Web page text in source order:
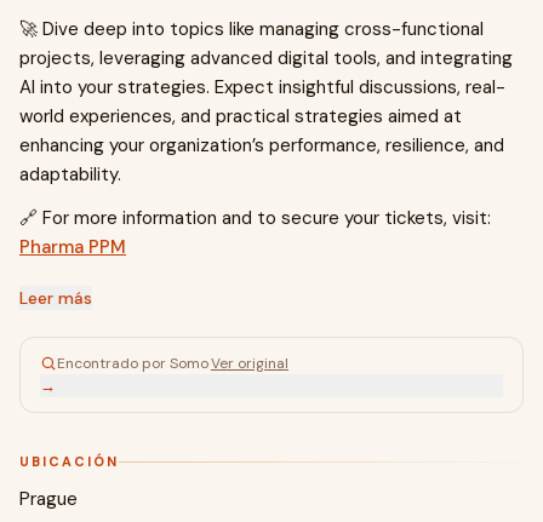
🚀 Dive deep into topics like managing cross-functional
projects, leveraging advanced digital tools, and integrating
AI into your strategies. Expect insightful discussions, real-
world experiences, and practical strategies aimed at
enhancing your organization’s performance, resilience, and
adaptability.
🔗 For more information and to secure your tickets, visit:
Pharma PPM
Leer más
Encontrado por SomoVer original
→
UBICACIÓN
Prague